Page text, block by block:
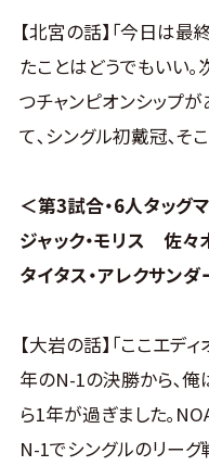
【北宮の話】｢今日は
たことはどうでもいい
つチャンピオンシップ
て､シングル初戴冠､そ
＜第3試合・6人タッグ
ジャック・モリス 佐
タイタス・アレクサ
【大岩の話】｢ここエデ
年のN-1の決勝から､俺
ら1年が過ぎました｡
N-1でシングルのリー